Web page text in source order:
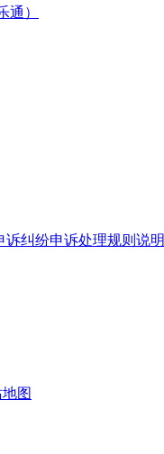
通）
诉纠纷申诉处理规则说明
图